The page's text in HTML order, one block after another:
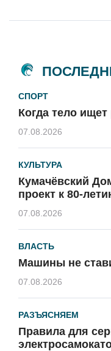
СПОРТ
Когда тело
07.08.2026
КУЛЬТУРА
Кумачёвский
проект к 80-
07.08.2026
ВЛАСТЬ
Машины не
07.08.2026
РАЗЪЯСНЯЕМ
Правила для